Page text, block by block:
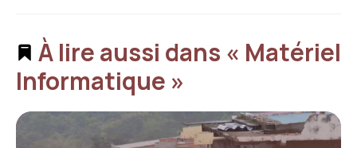
À lire aussi dans « Matériel
Informatique »